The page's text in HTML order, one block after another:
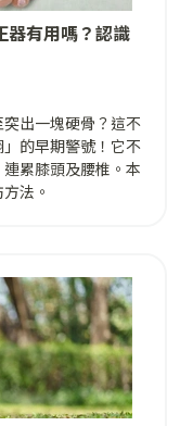
器有用嗎？認識
出一塊硬骨？這不
的早期警號！它不
累膝頭及腰椎。本
法。